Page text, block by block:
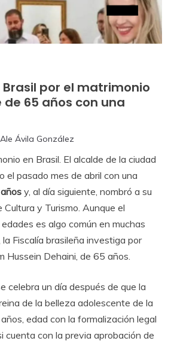
Brasil por el matrimonio
65 años con una
Ale Ávila González
en Brasil. El alcalde de la ciudad
el pasado mes de abril con una
y, al día siguiente, nombró a su
y Turismo. Aunque el
es algo común en muchas
Fiscalía brasileña investiga por
Hussein Dehaini, de 65 años.
celebra un día después de que la
de la belleza adolescente de la
edad con la formalización legal
cuenta con la previa aprobación de